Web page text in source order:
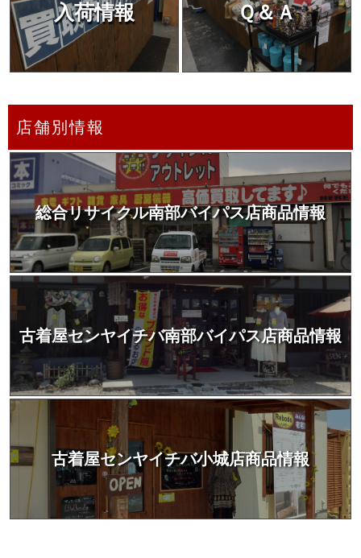
入荷情報 Ｑ＆Ａ
店舗別情報
総合リサイクル南部バイパス店商品情報
古着屋センヤイチバ南部バイパス店商品情報
古着屋センヤイチバ小城店商品情報